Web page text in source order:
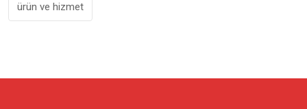
ürün ve hizmet